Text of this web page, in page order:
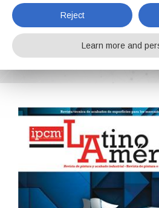
Home Magazines LatinoAmérica
Reject
Learn more and